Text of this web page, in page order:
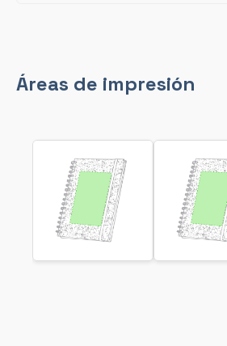
Áreas de impresión